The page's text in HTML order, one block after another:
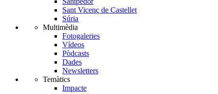
Sant Vicenç de Castellet
Súria
Multimèdia
Fotogaleries
Vídeos
Pòdcasts
Dades
Newsletters
Temàtics
Impacte